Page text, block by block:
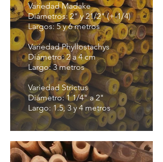
Variedad Madake
Diámetros: 2" y 21/2" (+-1/4)
Largos: 5 y 6 metros
Variedad Phyllostachys
Diámetro: 2 a 4 cm
Largo: 3 metros
Variedad Strictus
Diámetro: 1 1/4" a 2"
Largo: 1.5, 3 y 4 metros